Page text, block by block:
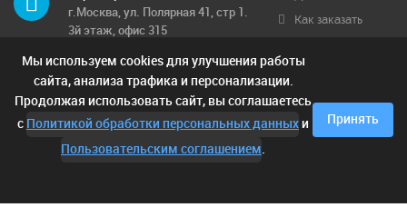
г.Москва, ул. Полярная 41, стр 1.
3й этаж, офис 315
Телефон многоканальный:
8 (495) 662-71-12
8 (925) 249-00-15; 8 (903) 682-42-
05;
Как заказать
Условия
доставки
Отзывы
Мы используем cookies для улучшения работы
сайта, анализа трафика и персонализации.
Продолжая использовать сайт, вы соглашаетесь
с Политикой обработки персональных данныхи
Пользовательским соглашением.
Принять